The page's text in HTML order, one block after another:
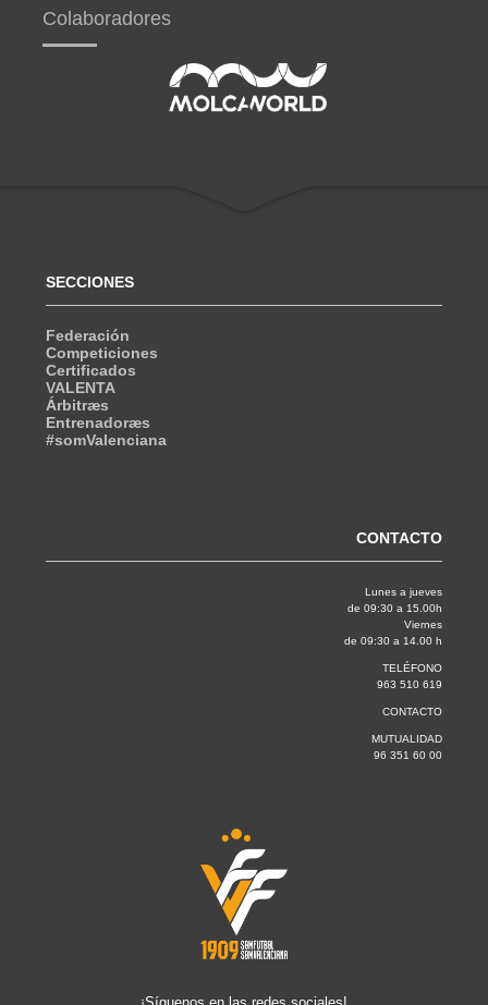
Colaboradores
SECCIONES
Federación
Competiciones
Certificados
VALENTA
Árbitræs
Entrenadoræs
#somValenciana
CONTACTO
Lunes a jueves
de 09:30 a 15.00h
Viernes
de 09:30 a 14.00 h
TELÉFONO
963 510 619
CONTACTO
MUTUALIDAD
96 351 60 00